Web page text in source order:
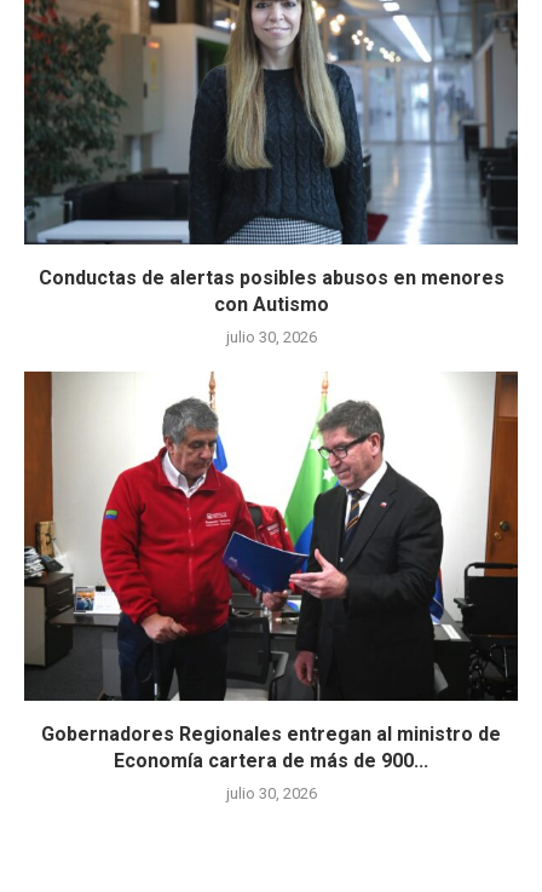
Conductas de alertas posibles abusos en menores
con Autismo
julio 30, 2026
Gobernadores Regionales entregan al ministro de
Economía cartera de más de 900...
julio 30, 2026